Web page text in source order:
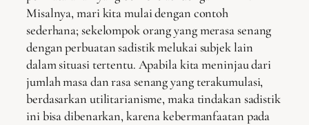
Misalnya, mari kita mulai dengan contoh
sederhana; sekelompok orang yang merasa senang
dengan perbuatan sadistik melukai subjek lain
dalam situasi tertentu. Apabila kita meninjau dari
jumlah masa dan rasa senang yang terakumulasi,
berdasarkan utilitarianisme, maka tindakan sadistik
ini bisa dibenarkan, karena kebermanfaatan pada